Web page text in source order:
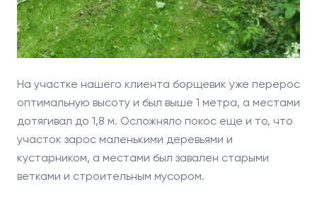
На участке нашего клиента борщевик уже перерос
оптимальную высоту и был выше 1 метра, а местами
дотягивал до 1,8 м. Осложняло покос еще и то, что
участок зарос маленькими деревьями и
кустарником, а местами был завален старыми
ветками и строительным мусором.